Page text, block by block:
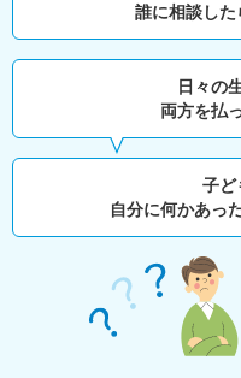
誰に相談し
日々の
両方を払
子ど
自分に何かあっ